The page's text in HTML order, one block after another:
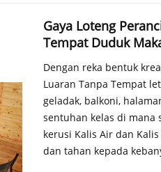
Gaya Loteng
Tempat Duduk
Dengan reka bentuk
Luaran Tanpa Tempat
geladak, balkoni,
sentuhan kelas di mana
kerusi Kalis Air dan
dan tahan kepada